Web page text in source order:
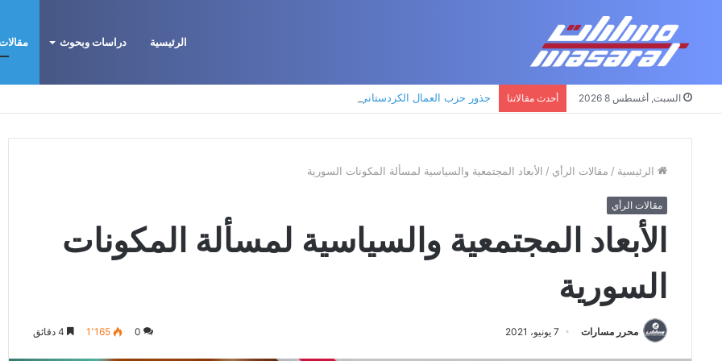
الرئيسية دراسات وبحوث
السبت, أغسطس 8 2026 أحدث مقالاتنا جذور حزب العمال الكردستاني: التكوين الأيديولوجي، البنية الاجتماعية، ومسارات النفوذ
الرئيسية / مقالات الرأي / الأبعاد المجتمعية والسياسية لمسألة المكونات السورية
مقالات الرأي
الأبعاد المجتمعية والسياسية لمسألة المكونات
السورية
محرر مسارات 7 يونيو، 2021 0 1٬165 4 دقائق